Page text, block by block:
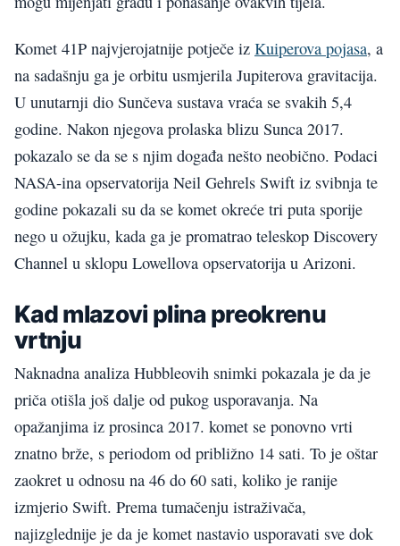
Komet 41P najvjerojatnije potječe iz Kuiperova pojasa, a
na sadašnju ga je orbitu usmjerila Jupiterova gravitacija.
U unutarnji dio Sunčeva sustava vraća se svakih 5,4
godine. Nakon njegova prolaska blizu Sunca 2017.
pokazalo se da se s njim događa nešto neobično. Podaci
NASA-ina opservatorija Neil Gehrels Swift iz svibnja te
godine pokazali su da se komet okreće tri puta sporije
nego u ožujku, kada ga je promatrao teleskop Discovery
Channel u sklopu Lowellova opservatorija u Arizoni.
Kad mlazovi plina preokrenu
vrtnju
Naknadna analiza Hubbleovih snimki pokazala je da je
priča otišla još dalje od pukog usporavanja. Na
opažanjima iz prosinca 2017. komet se ponovno vrti
znatno brže, s periodom od približno 14 sati. To je oštar
zaokret u odnosu na 46 do 60 sati, koliko je ranije
izmjerio Swift. Prema tumačenju istraživača,
najizglednije je da je komet nastavio usporavati sve dok